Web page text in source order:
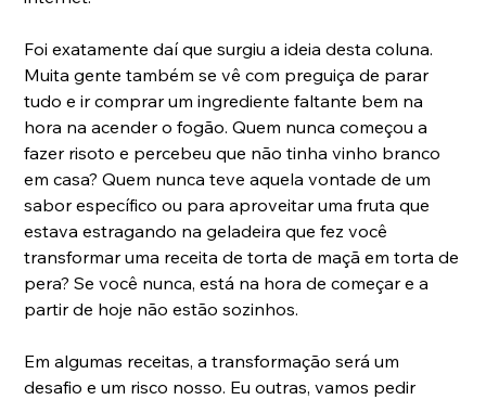
Foi exatamente daí que surgiu a ideia desta coluna.
Muita gente também se vê com preguiça de parar
tudo e ir comprar um ingrediente faltante bem na
hora na acender o fogão. Quem nunca começou a
fazer risoto e percebeu que não tinha vinho branco
em casa? Quem nunca teve aquela vontade de um
sabor específico ou para aproveitar uma fruta que
estava estragando na geladeira que fez você
transformar uma receita de torta de maçã em torta de
pera? Se você nunca, está na hora de começar e a
partir de hoje não estão sozinhos.
Em algumas receitas, a transformação será um
desafio e um risco nosso. Eu outras, vamos pedir